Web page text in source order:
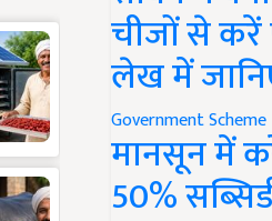
चीजों से
लेख में
Government Scheme
मानसून में
50%